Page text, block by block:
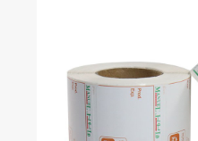
ดูเพิ่มเติม >>